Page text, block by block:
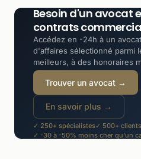
Besoin d'un avocat
contrats
Accédez en -24h à un avocat
d'affaires sélectionné parmi
meilleurs, à des honoraires
Trouver un avocat →
En savoir plus →
✓ 250+ spécialistes✓ 500+
✓ -30 à -50% moins cher qu'un